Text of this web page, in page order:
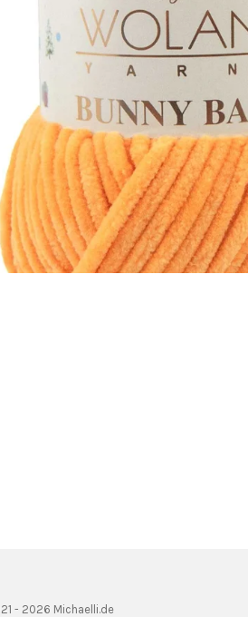
- 2026 Michaelli.de